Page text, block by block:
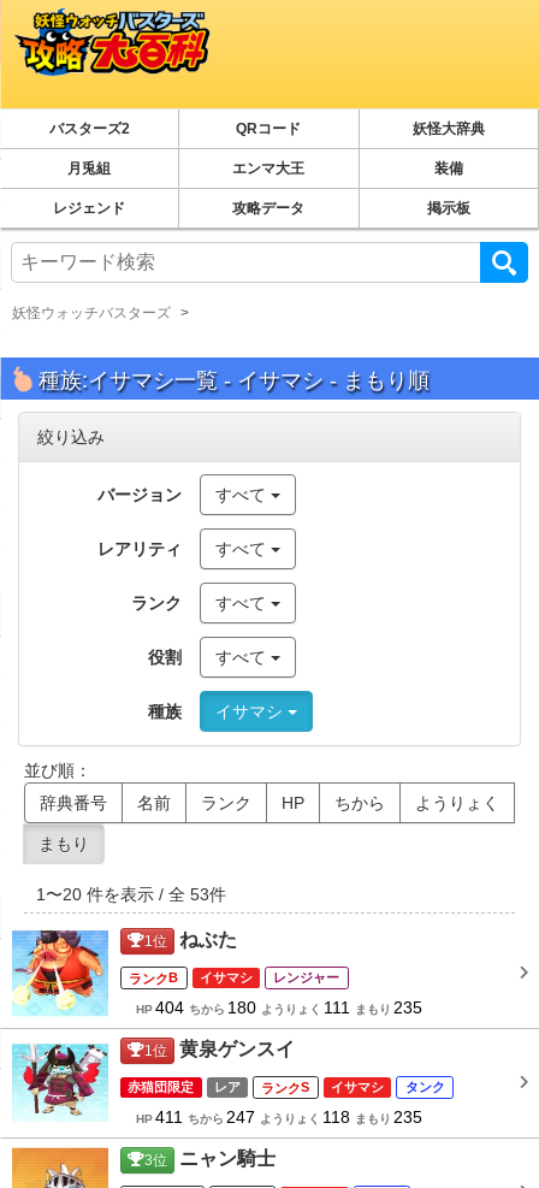
バスターズ2 QRコード 妖怪大辞典
月兎組 エンマ大王 装備
レジェンド 攻略データ 掲示板
妖怪ウォッチバスターズ
種族:イサマシ一覧 - イサマシ - まもり順
絞り込み
バージョン すべて
レアリティ すべて
ランク すべて
役割 すべて
種族 イサマシ
並び順：
辞典番号
名前 ランク HP ちから ようりょく
まもり
1 〜20 件を表示 / 全 53件
1位 ねぶた
B イサマシ レンジャー
HP404 ちから 180 ようりょく 111 まもり 235
1位 黄泉ゲンスイ
赤猫団限定 レア S イサマシ タンク
HP411 ちから 247 ようりょく 118 まもり 235
3位 ニャン騎士